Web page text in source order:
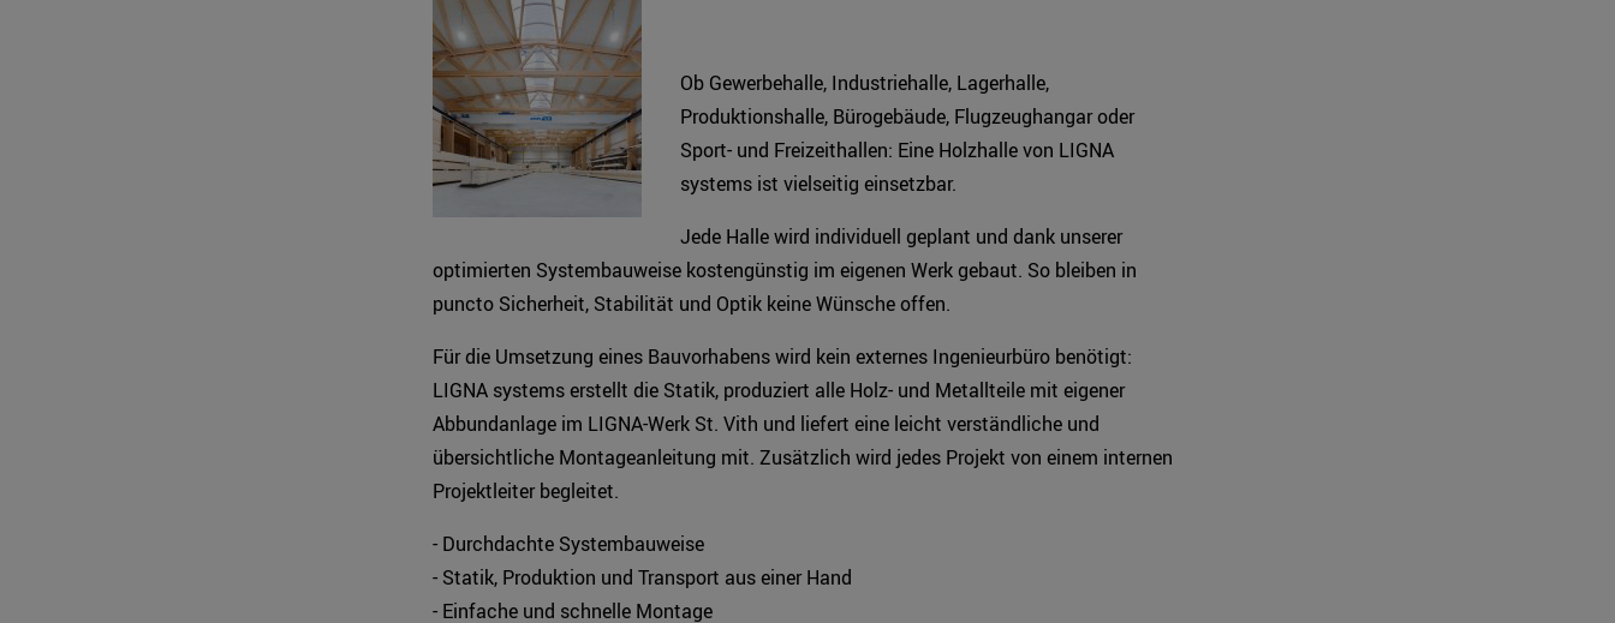
Ob Gewerbehalle, Industriehalle, Lagerhalle,
Produktionshalle, Bürogebäude, Flugzeughangar oder
Sport- und Freizeithallen: Eine Holzhalle von LIGNA
systems ist vielseitig einsetzbar.
Jede Halle wird individuell geplant und dank unserer
optimierten Systembauweise kostengünstig im eigenen Werk gebaut. So bleiben in
puncto Sicherheit, Stabilität und Optik keine Wünsche offen.
Für die Umsetzung eines Bauvorhabens wird kein externes Ingenieurbüro benötigt:
LIGNA systems erstellt die Statik, produziert alle Holz- und Metallteile mit eigener
Abbundanlage im LIGNA-Werk St. Vith und liefert eine leicht verständliche und
übersichtliche Montageanleitung mit. Zusätzlich wird jedes Projekt von einem internen
Projektleiter begleitet.
- Durchdachte Systembauweise
- Statik, Produktion und Transport aus einer Hand
- Einfache und schnelle Montage